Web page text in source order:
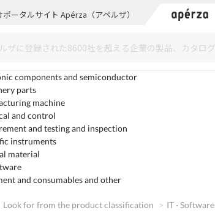
ータルサイト Apérza（アペルザ）
components and semiconductor
parts
machine
and control
and testing and inspection
instruments
material
and consumables and other
Look for from the product classification IT · Software